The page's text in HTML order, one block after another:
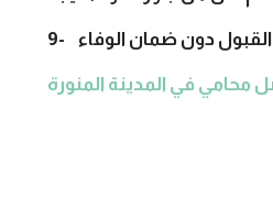
محامي في المدينة المنورة